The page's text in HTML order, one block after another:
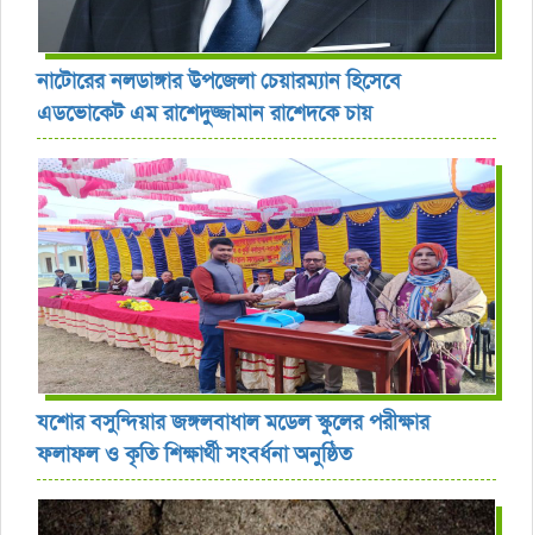
নাটোরের নলডাঙ্গার উপজেলা চেয়ারম্যান হিসেবে
এডভোকেট এম রাশেদুজ্জামান রাশেদকে চায়
যশোর বসুন্দিয়ার জঙ্গলবাধাল মডেল স্কুলের পরীক্ষার
ফলাফল ও কৃতি শিক্ষার্থী সংবর্ধনা অনুষ্ঠিত